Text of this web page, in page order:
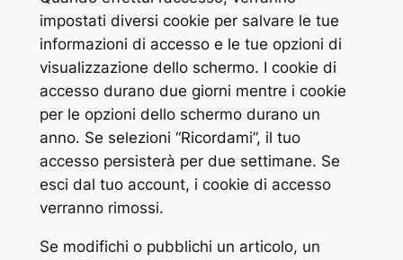
impostati diversi cookie per salvare le tue
informazioni di accesso e le tue opzioni di
visualizzazione dello schermo. I cookie di
accesso durano due giorni mentre i cookie
per le opzioni dello schermo durano un
anno. Se selezioni “Ricordami”, il tuo
accesso persisterà per due settimane. Se
esci dal tuo account, i cookie di accesso
verranno rimossi.
Se modifichi o pubblichi un articolo, un